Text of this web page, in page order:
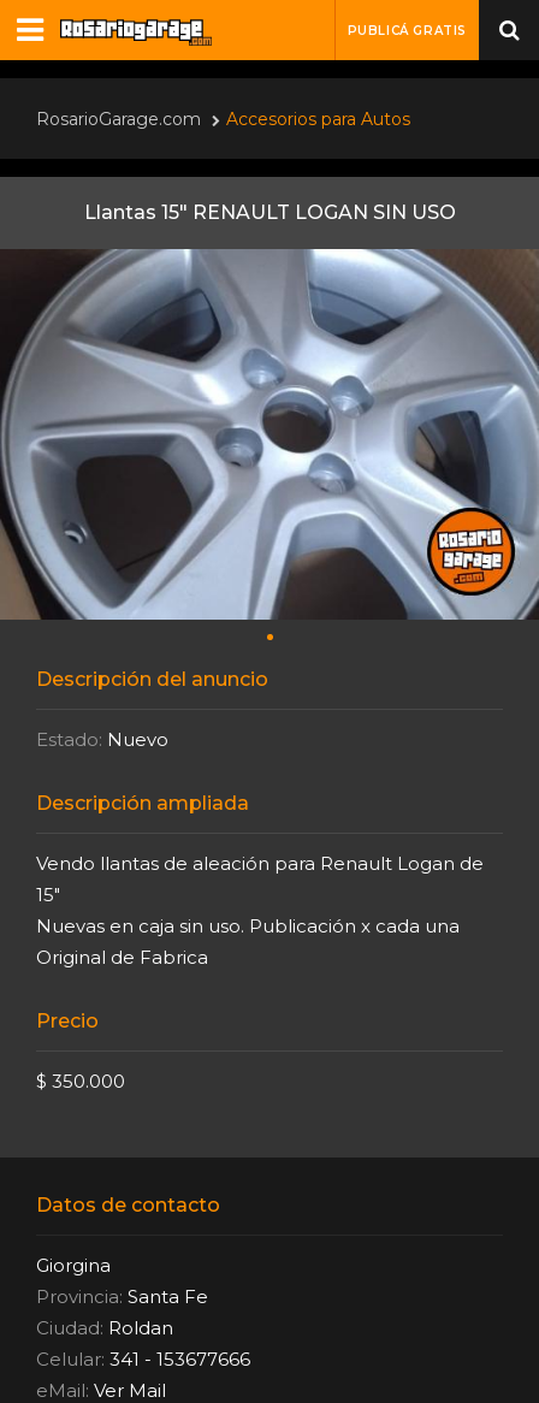
PUBLICÁ GRATIS
RosarioGarage.com Accesorios para Autos
Llantas 15" RENAULT LOGAN SIN USO
Descripción del anuncio
Estado: Nuevo
Descripción ampliada
Vendo llantas de aleación para Renault Logan de
15"
Nuevas en caja sin uso. Publicación x cada una
Original de Fabrica
Precio
$ 350.000
Datos de contacto
Giorgina
Provincia: Santa Fe
Ciudad: Roldan
Celular: 341 - 153677666
eMail: Ver Mail